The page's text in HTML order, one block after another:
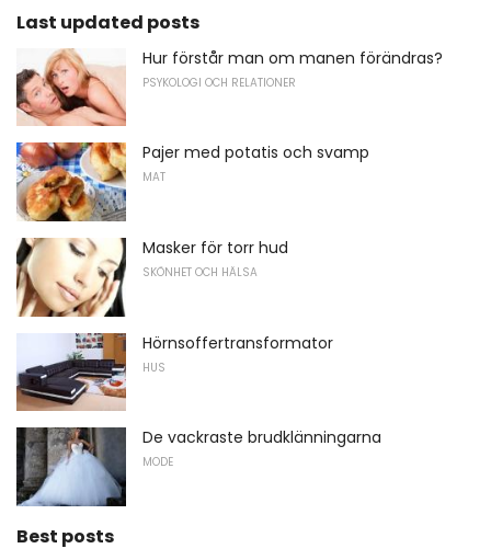
Last updated posts
Hur förstår man om manen förändras?
PSYKOLOGI OCH RELATIONER
Pajer med potatis och svamp
MAT
Masker för torr hud
SKÖNHET OCH HÄLSA
Hörnsoffertransformator
HUS
De vackraste brudklänningarna
MODE
Best posts